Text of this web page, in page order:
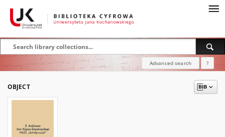
Advanced search ?
OBJECT